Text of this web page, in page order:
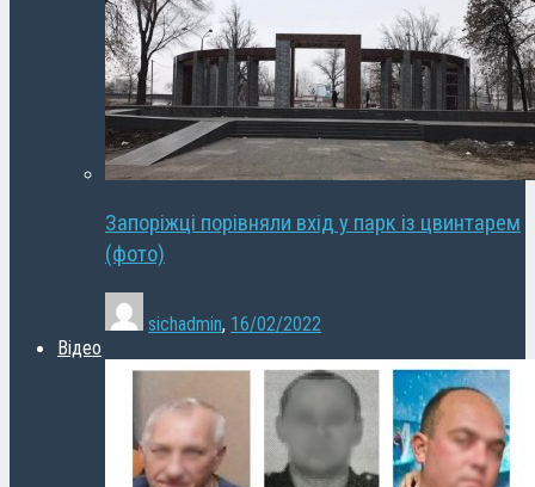
Запоріжці порівняли вхід у парк із цвинтарем
(фото)
sichadmin, 16/02/2022
Відео